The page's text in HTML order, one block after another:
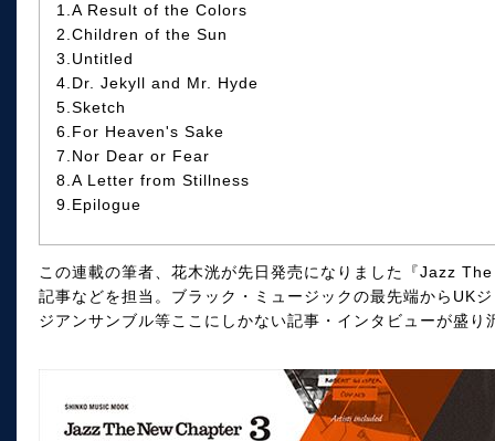
1.A Result of the Colors
2.Children of the Sun
3.Untitled
4.Dr. Jekyll and Mr. Hyde
5.Sketch
6.For Heaven's Sake
7.Nor Dear or Fear
8.A Letter from Stillness
9.Epilogue
この連載の筆者、花木洸が先日発売になりました『Jazz
記事などを担当。ブラック・ミュージックの最先端からUK
ジアンサンブル等ここにしかない記事・インタビューが盛り